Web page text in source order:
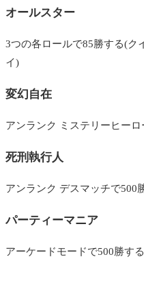
オールスター
3つの各ロールで85勝する(ク
イ)
変幻自在
アンランク ミステリーヒーロ
死刑執行人
アンランク デスマッチで500
パーティーマニア
アーケードモードで500勝する